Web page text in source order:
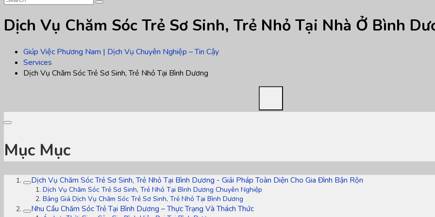
Dịch Vụ Chăm Sóc Trẻ Sơ Sinh, Trẻ Nhỏ Tại Nhà Ở Bình
Giúp Việc Phương Nam | Dịch Vụ Chuyên Nghiệp – Tin Cậy
Services
Dịch Vụ Chăm Sóc Trẻ Sơ Sinh, Trẻ Nhỏ Tại Bình Dương
Mục Mục
Dịch Vụ Chăm Sóc Trẻ Sơ Sinh, Trẻ Nhỏ Tại Bình Dương - Giải Pháp Toàn Diện Cho Gia Đình Bận Rộn
Dịch Vụ Chăm Sóc Trẻ Sơ Sinh, Trẻ Nhỏ Tại Bình Dương Chuyên Nghiệp
Bảng Giá Dịch Vụ Chăm Sóc Trẻ Sơ Sinh, Trẻ Nhỏ Tại Bình Dương
Nhu Cầu Chăm Sóc Trẻ Tại Bình Dương – Thực Trạng Và Thách Thức